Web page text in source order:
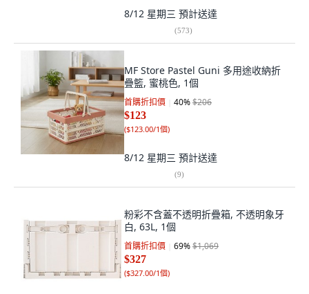
8/12 星期三 預計送達
(573)
MF Store Pastel Guni 多用途收納折
疊籃, 蜜桃色, 1個
首購折扣價 40%$206
$123
($123.00/1個)
8/12 星期三 預計送達
(9)
粉彩不含蓋不透明折疊箱, 不透明象牙
白, 63L, 1個
首購折扣價 69%$1,069
$327
($327.00/1個)